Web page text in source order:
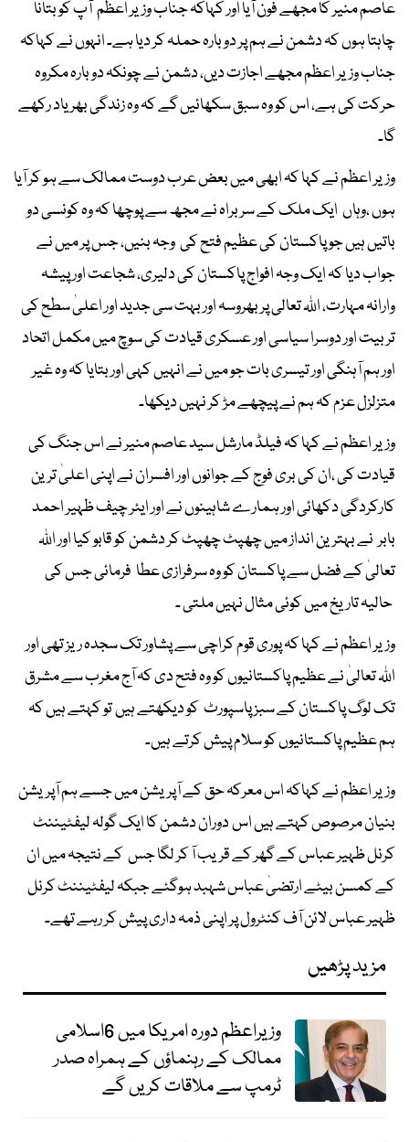
عاصم منیر کا مجھے فون آیا اور کہاکہ جناب وزیر اعظم آپ کو بتانا
چاہتا ہوں کہ دشمن نے ہم پر دوبارہ حملہ کر دیا ہے۔ انہوں نے کہاکہ
جناب وزیر اعظم مجھے اجازت دیں، دشمن نے چونکہ دوبارہ مکروہ
حرکت کی ہے، اس کو وہ سبق سکھائیں گے کہ وہ زندگی بھر یاد رکھے
گا۔
وزیر اعظم نے کہا کہ ابھی میں بعض عرب دوست ممالک سے ہو کر آیا
ہوں ،وہاں ایک ملک کے سربراہ نے مجھ سے پوچھا کہ وہ کونسی دو
باتیں ہیں جو پاکستان کی عظیم فتح کی وجہ بنیں، جس پر میں نے
جواب دیا کہ ایک وجہ افواج پاکستان کی دلیری، شجاعت اور پیشہ
وارانہ مہارت، اللہ تعالی پر بھروسہ اور بہت سی جدید اور اعلیٰ سطح کی
تربیت اور دوسرا سیاسی اور عسکری قیادت کی سوچ میں مکمل اتحاد
اور ہم آہنگی اور تیسری بات جو میں نے انہیں کہی اور بتایا کہ وہ غیر
متزلزل عزم کہ ہم نے پیچھے مڑ کر نہیں دیکھا۔
وزیر اعظم نے کہا کہ فیلڈ مارشل سید عاصم منیر نے اس جنگ کی
قیادت کی ،ان کی بری فوج کے جوانوں اور افسران نے اپنی اعلیٰ ترین
کارکردگی دکھائی اور ہمارے شاہینوں نے اور ایئر چیف ظہیر احمد
بابر نے بہترین انداز میں چھپٹ چھپٹ کر دشمن کو قابو کیا اور اللہ
تعالیٰ کے فضل سے پاکستان کو وہ سرفرازی عطا فرمائی جس کی
حالیہ تاریخ میں کوئی مثال نہیں ملتی ۔
وزیر اعظم نے کہا کہ پوری قوم کراچی سے پشاور تک سجدہ ریز تھی اور
اللہ تعالیٰ نے عظیم پاکستانیوں کو وہ فتح دی کہ آج مغرب سے مشرق
تک لوگ پاکستان کے سبز پاسپورٹ کو دیکھتے ہیں تو کہتے ہیں کہ
ہم عظیم پاکستانیوں کو سلام پیش کرتے ہیں۔
وزیر اعظم نے کہاکہ اس معرکہ حق کے آپریشن میں جسے ہم آپریشن
بنیان مرصوص کہتے ہیں اس دوران دشمن کا ایک گولہ لیفٹیننٹ
کرنل ظہیر عباس کے گھر کے قریب آ کر لگا جس کے نتیجہ میں ان
کے کمسن بیٹے ارتضیٰ عباس شہبد ہوگئے جبکہ لیفٹیننٹ کرنل
ظہیر عباس لائن آف کنٹرول پر اپنی ذمہ داری پیش کر رہے تھے۔
مزید پڑھیں
وزیراعظم دورہ امریکا میں 6اسلامی
ممالک کے رہنماؤں کے ہمراہ صدر
ٹرمپ سے ملاقات کریں گے